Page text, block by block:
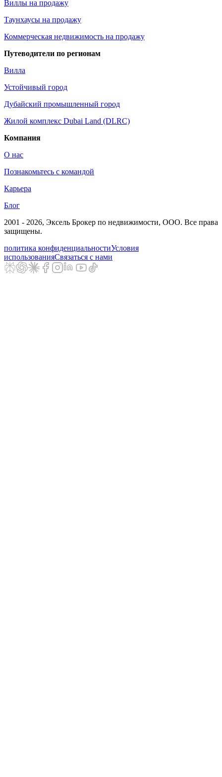
Виллы на продажу
Таунхаусы на продажу
Коммерческая недвижимость на продажу
Путеводители по регионам
Вилла
Устойчивый город
Дубайский промышленный город
Жилой комплекс Dubai Land (DLRC)
Компания
О нас
Познакомьтесь с командой
Карьера
Блог
2001 - 2026, Эксель Брокер по недвижимости, ООО. Все права
защищены.
политика конфиденциальностиУсловия
использованияСвязаться с нами